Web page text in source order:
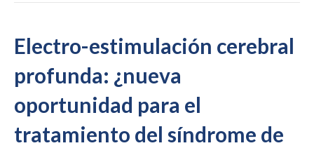
Electro-estimulación cerebral
profunda: ¿nueva
oportunidad para el
tratamiento del síndrome de